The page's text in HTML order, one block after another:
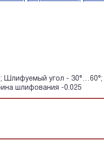
Шлифуемый угол -
шлифования -0.025